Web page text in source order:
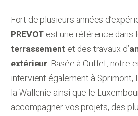
Fort de plusieurs années
PREVOT est une référence dans
terrassement et des travaux d’
extérieur . Basée à Ouffet, notre
intervient également à Sprimont,
la Wallonie ainsi que le
accompagner vos projets, des